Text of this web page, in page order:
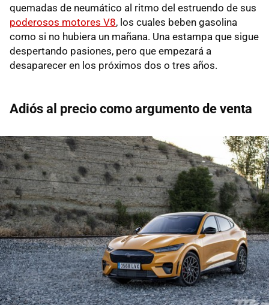
quemadas de neumático al ritmo del estruendo de sus
poderosos motores V8, los cuales beben gasolina
como si no hubiera un mañana. Una estampa que sigue
despertando pasiones, pero que empezará a
desaparecer en los próximos dos o tres años.
Adiós al precio como argumento de venta